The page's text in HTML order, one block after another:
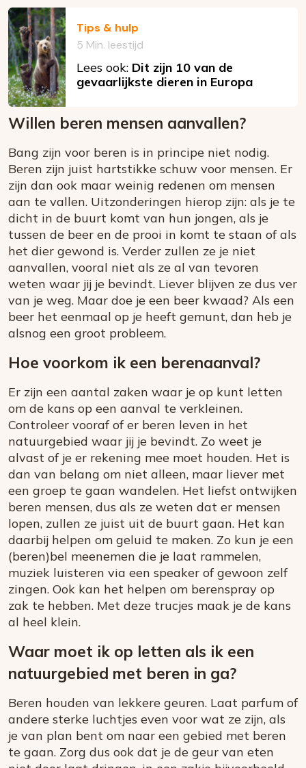
Tips & hulp
5 Min. leestijd
Lees ook: Dit zijn 10 van de
gevaarlijkste dieren in Europa
Willen beren mensen aanvallen?
Bang zijn voor beren is in principe niet nodig.
Beren zijn juist hartstikke schuw voor mensen. Er
zijn dan ook maar weinig redenen om mensen
aan te vallen. Uitzonderingen hierop zijn: als je te
dicht in de buurt komt van hun jongen, als je
tussen de beer en de prooi in komt te staan of als
het dier gewond is. Verder zullen ze je niet
aanvallen, vooral niet als ze al van tevoren
weten waar jij je bevindt. Liever blijven ze dus ver
van je weg. Maar doe je een beer kwaad? Als een
beer het eenmaal op je heeft gemunt, dan heb je
alsnog een groot probleem.
Hoe voorkom ik een berenaanval?
Er zijn een aantal zaken waar je op kunt letten
om de kans op een aanval te verkleinen.
Controleer vooraf of er beren leven in het
natuurgebied waar jij je bevindt. Zo weet je
alvast of je er rekening mee moet houden. Het is
dan van belang om niet alleen, maar liever met
een groep te gaan wandelen. Het liefst ontwijken
beren mensen, dus als ze weten dat er mensen
lopen, zullen ze juist uit de buurt gaan. Het kan
daarbij helpen om geluid te maken. Zo kun je een
(beren)bel meenemen die je laat rammelen,
muziek luisteren via een speaker of gewoon zelf
zingen. Ook kan het helpen om berenspray op
zak te hebben. Met deze trucjes maak je de kans
al heel klein.
Waar moet ik op letten als ik een
natuurgebied met beren in ga?
Beren houden van lekkere geuren. Laat parfum of
andere sterke luchtjes even voor wat ze zijn, als
je van plan bent om naar een gebied met beren
te gaan. Zorg dus ook dat je de geur van eten